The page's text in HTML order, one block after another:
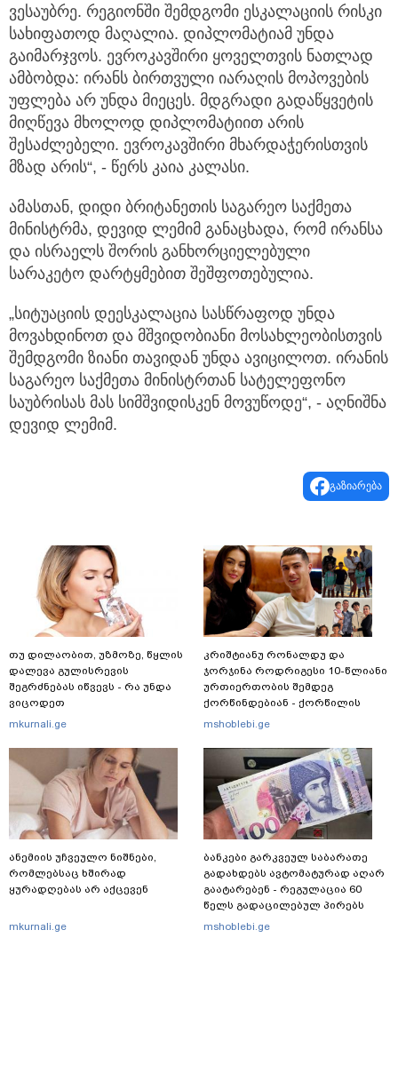
ვესაუბრე. რეგიონში შემდგომი ესკალაციის რისკი
სახიფათოდ მაღალია. დიპლომატიამ უნდა
გაიმარჯვოს. ევროკავშირი ყოველთვის ნათლად
ამბობდა: ირანს ბირთვული იარაღის მოპოვების
უფლება არ უნდა მიეცეს. მდგრადი გადაწყვეტის
მიღწევა მხოლოდ დიპლომატიით არის
შესაძლებელი. ევროკავშირი მხარდაჭერისთვის
მზად არის“, - წერს კაია კალასი.
ამასთან, დიდი ბრიტანეთის საგარეო საქმეთა
მინისტრმა, დევიდ ლემიმ განაცხადა, რომ ირანსა
და ისრაელს შორის განხორციელებული
სარაკეტო დარტყმებით შეშფოთებულია.
„სიტუაციის დეესკალაცია სასწრაფოდ უნდა
მოვახდინოთ და მშვიდობიანი მოსახლეობისთვის
შემდგომი ზიანი თავიდან უნდა ავიცილოთ. ირანის
საგარეო საქმეთა მინისტრთან სატელეფონო
საუბრისას მას სიმშვიდისკენ მოვუწოდე“, - აღნიშნა
დევიდ ლემიმ.
გაზიარება
თუ დილაობით, უზმოზე, წყლის
დალევა გულისრევის
შეგრძნებას იწვევს - რა უნდა
ვიცოდეთ
mkurnali.ge
ანემიის უჩვეულო ნიშნები,
რომლებსაც ხშირად
ყურადღებას არ აქცევენ
mkurnali.ge
კრიშტიანუ რონალდუ და
ჯორჯინა როდრიგესი 10-წლიანი
ურთიერთობის შემდეგ
ქორწინდებიან - ქორწილის
პირველი დეტალები
mshoblebi.ge
ბანკები გარკვეულ საბარათე
გადახდებს ავტომატურად აღარ
გაატარებენ - რეგულაცია 60
წელს გადაცილებულ პირებს
შეეხება
mshoblebi.ge